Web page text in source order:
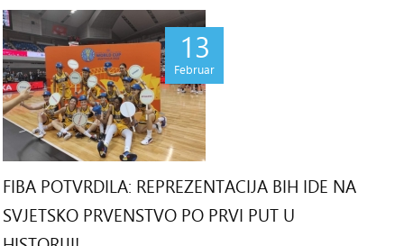
13
Februar
FIBA POTVRDILA: REPREZENTACIJA BIH IDE NA
SVJETSKO PRVENSTVO PO PRVI PUT U